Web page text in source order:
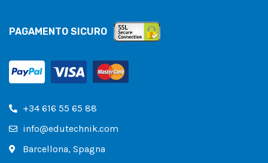
PAGAMENTO SICURO
+34 616 55 65 88
info@edutechnik.com
Barcellona, ​​Spagna